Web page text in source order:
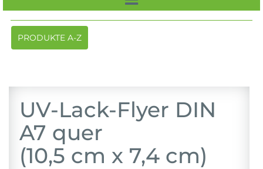
Toggle
navigation
PRODUKTE A-Z
UV-Lack-Flyer DIN
A7 quer
(10,5 cm x 7,4 cm)